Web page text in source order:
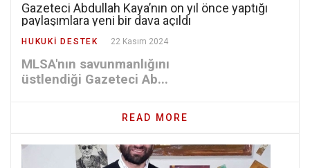
Gazeteci Abdullah Kaya’nın on yıl önce yaptığı
paylaşımlara yeni bir dava açıldı
HUKUKI DESTEK 22 Kasım 2024
MLSA'nın savunmanlığını
üstlendiği Gazeteci Ab...
READ MORE